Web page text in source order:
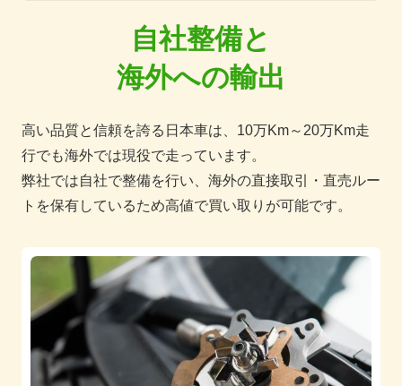
自社整備と
海外への輸出
高い品質と信頼を誇る日本車は、10万Km～20万Km走
行でも海外では現役で走っています。
弊社では自社で整備を行い、海外の直接取引・直売ルー
トを保有しているため高値で買い取りが可能です。